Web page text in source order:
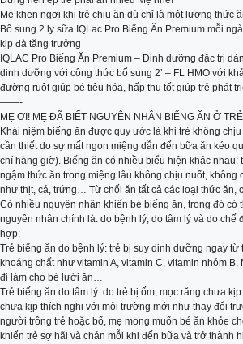
Mẹ khen ngợi khi trẻ chịu ăn dù chỉ là một lượng thức
Bổ sung 2 ly sữa IQLac Pro Biếng Ăn Premium mỗi
kịp đà tăng trưởng
IQLAC Pro Biếng Ăn Premium – Dinh dưỡng đặc trị
dinh dưỡng với công thức bổ sung 2’ – FL HMO với
đường ruột giúp bé tiêu hóa, hấp thu tốt giúp trẻ phát
——-
MẸ ƠI! MẸ ĐÃ BIẾT NGUYÊN NHÂN BIẾNG ĂN Ở
Khái niệm biếng ăn được quy ước là khi trẻ không
cần thiết do sự mất ngon miệng dẫn đến bữa ăn kéo
chí hàng giờ). Biếng ăn có nhiều biểu hiện khác nhau:
ngậm thức ăn trong miệng lâu không chịu nuốt, không
như thịt, cá, trứng… Từ chối ăn tất cả các loại thức ăn,
Có nhiều nguyên nhân khiến bé biếng ăn, trong đó có
nguyên nhân chính là: do bệnh lý, do tâm lý và do chế
hợp:
Trẻ biếng ăn do bệnh lý: trẻ bị suy dinh dưỡng ngay từ
khoáng chất như vitamin A, vitamin C, vitamin nhóm B,
đi làm cho bé lười ăn…
Trẻ biếng ăn do tâm lý: do trẻ bị ốm, mọc răng chưa
chưa kịp thích nghi với môi trường mới như thay đổi
người trông trẻ hoặc bố, mẹ mong muốn bé ăn khỏe
khiến trẻ sợ hãi và chán mỗi khi đến bữa và trở thành